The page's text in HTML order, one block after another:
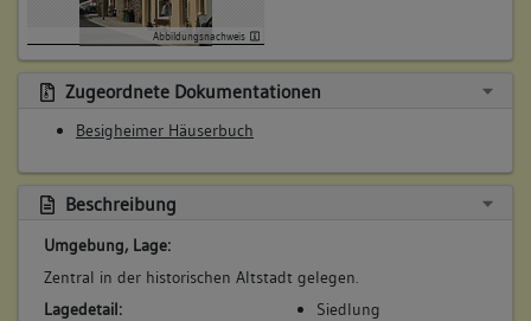
(1760 - 1798)
Bemerkung Familie:
Bemerkung Besitz:
Beschreibung:
Beruf / Amt / Titel:
Sattler
Betroffene Gebäudeteile:
keine
Abbildungsnachweis
Zugeordnete Dokumentationen
Besigheimer Häuserbuch
Beschreibung
Umgebung, Lage:
Zentral in der historischen Altstadt gelegen.
Lagedetail:
Siedlung